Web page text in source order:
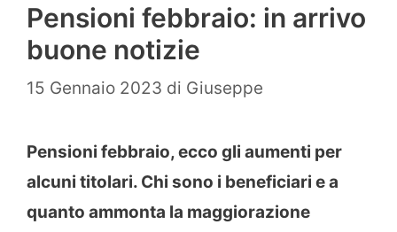
Pensioni febbraio: in arrivo
buone notizie
15 Gennaio 2023 di Giuseppe
Pensioni febbraio, ecco gli aumenti per
alcuni titolari. Chi sono i beneficiari e a
quanto ammonta la maggiorazione